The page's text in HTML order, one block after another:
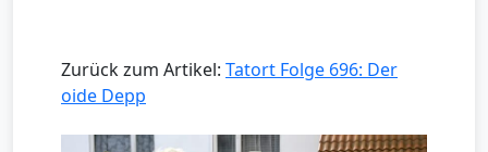
Zurück zum Artikel: Tatort Folge 696: Der
oide Depp